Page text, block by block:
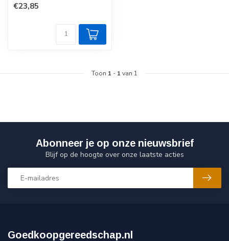
€23,85
Toon 1 - 1 van 1
Abonneer je op onze nieuwsbrief
Blijf op de hoogte over onze laatste acties
Goedkoopgereedschap.nl